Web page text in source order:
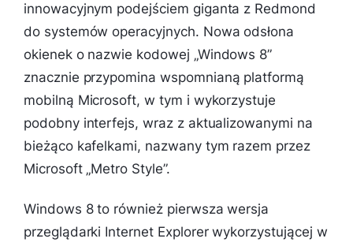
innowacyjnym podejściem giganta z Redmond
do systemów operacyjnych. Nowa odsłona
okienek o nazwie kodowej „Windows 8”
znacznie przypomina wspomnianą platformą
mobilną Microsoft, w tym i wykorzystuje
podobny interfejs, wraz z aktualizowanymi na
bieżąco kafelkami, nazwany tym razem przez
Microsoft „Metro Style”.
Windows 8 to również pierwsza wersja
przeglądarki Internet Explorer wykorzystującej w